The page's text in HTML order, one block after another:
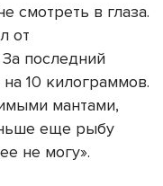
смотреть в глаза.
от
последний
на 10 килограммов.
мантами,
еще рыбу
не могу».